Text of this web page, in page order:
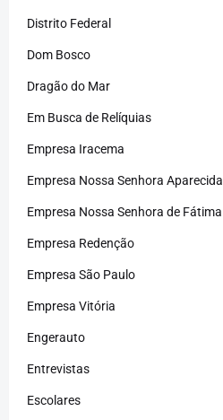
Distrito Federal
Dom Bosco
Dragão do Mar
Em Busca de Relíquias
Empresa Iracema
Empresa Nossa Senhora Aparecida
Empresa Nossa Senhora de Fátima
Empresa Redenção
Empresa São Paulo
Empresa Vitória
Engerauto
Entrevistas
Escolares